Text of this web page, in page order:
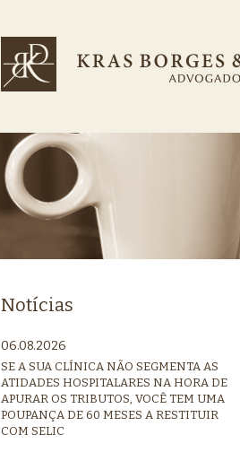
Notícias
06.08.2026
SE A SUA CLÍNICA NÃO SEGMENTA AS
ATIDADES HOSPITALARES NA HORA DE
APURAR OS TRIBUTOS, VOCÊ TEM UMA
POUPANÇA DE 60 MESES A RESTITUIR
COM SELIC